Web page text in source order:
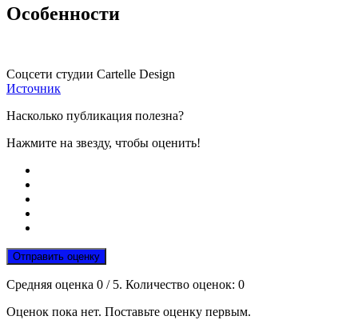
Особенности
Соцсети студии Cartelle Design
Источник
Насколько публикация полезна?
Нажмите на звезду, чтобы оценить!
Отправить оценку
Средняя оценка 0 / 5. Количество оценок: 0
Оценок пока нет. Поставьте оценку первым.